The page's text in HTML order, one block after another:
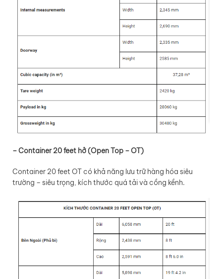
– Container 20 feet hở (Open Top – OT)
Container 20 feet OT có khả năng lưu trữ hàng hóa siêu
trường – siêu trọng, kích thước quá tải và cồng kềnh.